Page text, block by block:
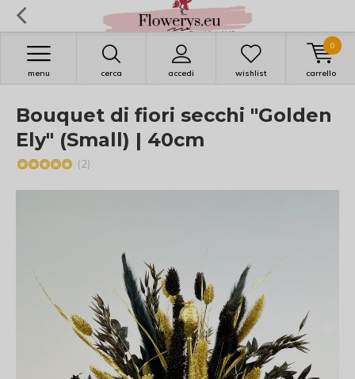
cerca accedi
menu wishlist carrello
0
Bouquet di fiori secchi "Golden
Ely" (Small) | 40cm
(2)